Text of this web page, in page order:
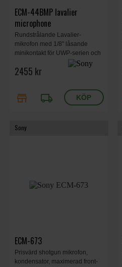
ECM-44BMP lavalier
microphone
Rundstrålande Lavalier-
mikrofon med 1/8" låsande
minikontakt för UWP-serien och
2455 kr
store local_shipping
Sony
ECM-673
Prisvärd shotgun mikrofon,
kondensator, maximerad front-